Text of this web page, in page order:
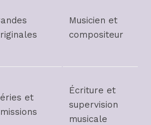
Musicien et
compositeur
et
Écriture et
supervision
musicale